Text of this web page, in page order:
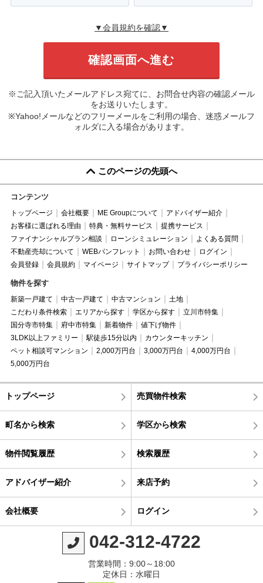
▼会員規約を確認▼
※ご記入頂いたメールアドレス宛てに、お問合せ内容の確認メール
をお送りいたします。
※Yahoo!メールなどのフリーメールをご利用の場合、迷惑メールフ
ォルダに入る場合があります。
このページの先頭へ
コンテンツ
トップページ 会社概要 ME Groupについて
アドバイザー紹介
お客様に選ばれる理由
特典・無料サービス
提携サービス
ファイナンシャルプラン相談
ローンシミュレーション
よくある質問
不動産売却について
WEBパンフレット お問い合わせ
ログイン
会員登録
会員規約 マイページ サイトマップ プライバシーポリシー
物件を探す
新築一戸建て 中古一戸建て 中古マンション
土地
こだわり条件検索
エリアから探す 学区から探す
立川市特集
国分寺市特集
府中市特集 新着物件
値下げ物件
3LDK以上ファミリー
駅徒歩15分以内
カウンターキッチン
ペット相談可マンション
2,000万円台 3,000万円台
4,000万円台
5,000万円台
トップページ 売買物件検索
町名から検索 学区から検索
物件閲覧履歴 検索履歴
アドバイザー紹介 来店予約
会社概要 ログイン
042-312-4722
営業時間：9:00～18:00
定休日：水曜日